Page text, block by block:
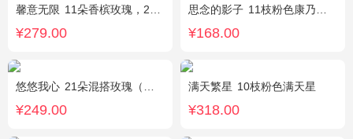
馨意无限 11朵香槟玫瑰，2枝多头白色百合，白色洋桔梗、绿叶
¥279.00
思念的影子 11枝粉色康乃馨，黄莺、勿忘我间插点缀
¥168.00
悠悠我心 21朵混搭玫瑰（粉玫瑰+紫玫瑰），绿叶搭配
¥249.00
满天繁星 10枝粉色满天星
¥318.00